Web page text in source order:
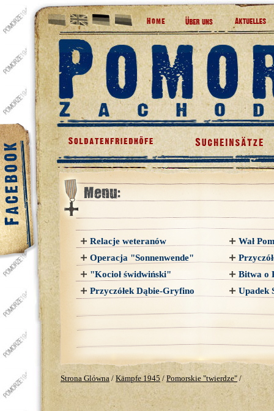
Relacje weteranów
Wał
Operacja "Sonnenwende"
"Kocioł świdwiński"
Bitwa o
Przyczółek Dąbie-Gryfino
Upadek
Strona Glówna / Kämpfe 1945 / Pomorskie "twierdze"/